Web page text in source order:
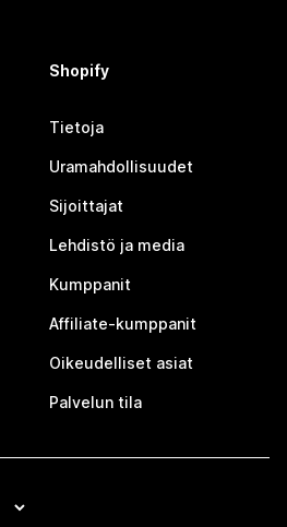
Shopify
Tietoja
Uramahdollisuudet
Sijoittajat
Lehdistö ja media
Kumppanit
Affiliate-kumppanit
Oikeudelliset asiat
Palvelun tila